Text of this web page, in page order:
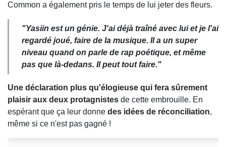
Common a également pris le temps de lui jeter des fleurs.
"Yasiin est un génie. J'ai déjà traîné avec lui et je l'ai
regardé joué, faire de la musique. Il a un super
niveau quand on parle de rap poétique, et même
pas que là-dedans. Il peut tout faire."
Une déclaration plus qu'élogieuse qui fera sûrement
plaisir aux deux protagnistes de cette embrouille. En
espérant que ça leur donne des idées de réconciliation,
même si ce n'est pas gagné !